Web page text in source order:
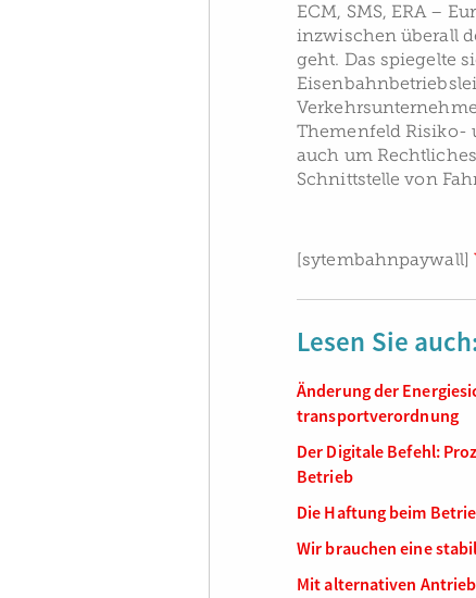
ECM, SMS, ERA –
inzwischen überall
geht. Das spiegelte
Themenfeld Risiko-
auch um
Schnittstelle von
[sytembahnpaywall]
Lesen Sie
Änderung der
transportverordnung
Der Digitale Befehl:
Betrieb
Die Haftung beim
Wir brauchen eine
Mit alternativen